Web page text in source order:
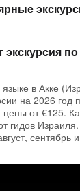
языке в Акке
на 2026
цены от €125.
гидов
сентябрь